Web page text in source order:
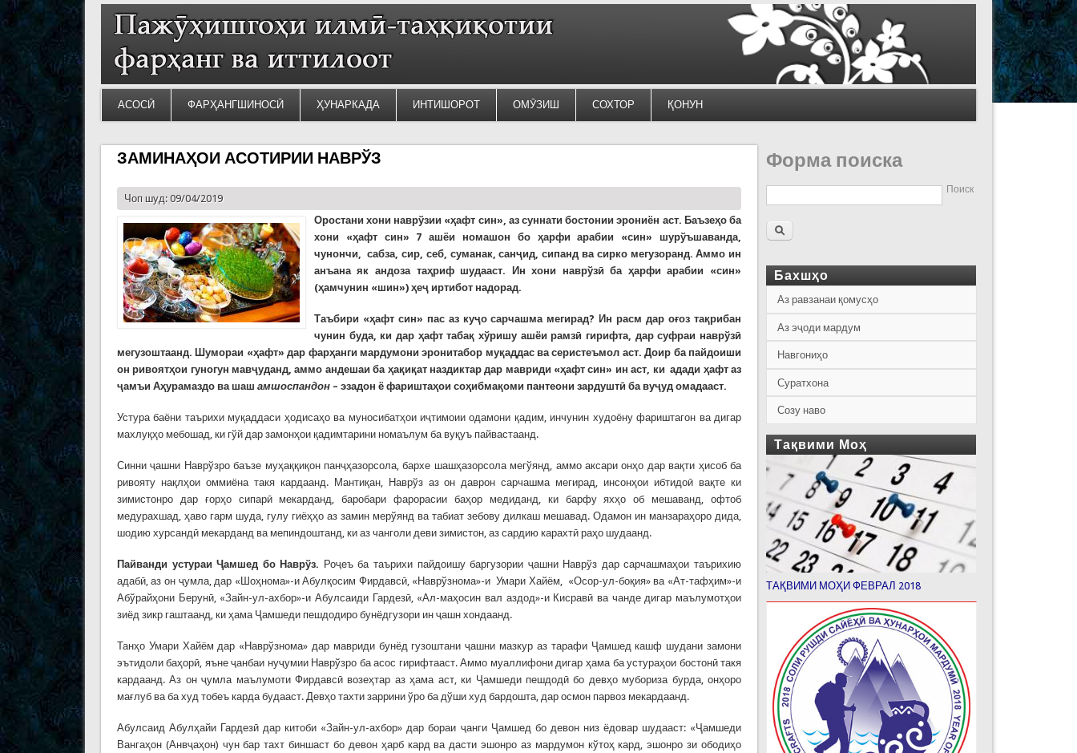
АСОСӢ ФАРҲАНГШИНОСӢ ҲУНАРКАДА ИНТИШОРОТ ОМӮЗИШ СОХТОР ҚОНУН
ЗАМИНАҲОИ АСОТИРИИ НАВРЎЗ
Чоп шуд: 09/04/2019
Оростани хони наврўзии «ҳафт син», аз суннати бостонии эрониён аст. Баъзеҳо ба
хони «ҳафт син» 7 ашёи номашон бо ҳарфи арабии «син» шурўъшаванда,
чунончи, сабза, сир, себ, суманак, санҷид, сипанд ва сирко мегузоранд. Аммо ин
анъана як андоза таҳриф шудааст. Ин хони наврўзӣ ба ҳарфи арабии «син»
(ҳамчунин «шин») ҳеҷ иртибот надорад.
Таъбири «ҳафт син» пас аз куҷо сарчашма мегирад? Ин расм дар оғоз тақрибан
чунин буда, ки дар ҳафт табақ хўришу ашёи рамзӣ гирифта, дар суфраи наврўзӣ
мегузоштаанд. Шумораи «ҳафт» дар фарҳанги мардумони эронитабор муқаддас ва серистеъмол аст. Доир ба пайдоиши
он ривоятҳои гуногун мавҷуданд, аммо андешаи ба ҳақиқат наздиктар дар мавриди «ҳафт син» ин аст, ки адади ҳафт аз
ҷамъи Аҳурамаздо ва шаш амшоспандон– эзадон ё фариштаҳои соҳибмақоми пантеони зардуштӣ ба вуҷуд омадааст.
Устура баёни таърихи муқаддаси ҳодисаҳо ва муносибатҳои иҷтимоии одамони қадим, инчунин худоёну фариштагон ва дигар
махлуқҳо мебошад, ки гўй дар замонҳои қадимтарини номаълум ба вуқуъ пайвастаанд.
Синни ҷашни Наврўзро баъзе муҳаққиқон панҷҳазорсола, бархе шашҳазорсола мегўянд, аммо аксари онҳо дар вақти ҳисоб ба
ривояту нақлҳои оммиёна такя кардаанд. Мантиқан, Наврўз аз он даврон сарчашма мегирад, инсонҳои ибтидоӣ вақте ки
зимистонро дар ғорҳо сипарӣ мекарданд, баробари фарорасии баҳор медиданд, ки барфу яхҳо об мешаванд, офтоб
медурахшад, ҳаво гарм шуда, гулу гиёҳҳо аз замин мерўянд ва табиат зебову дилкаш мешавад. Одамон ин манзараҳоро дида,
шодию хурсандӣ мекарданд ва мепиндоштанд, ки аз чанголи деви зимистон, аз сардию карахтӣ раҳо шудаанд.
Пайванди устураи Ҷамшед бо Наврўз. Роҷеъ ба таърихи пайдоишу баргузории ҷашни Наврўз дар сарчашмаҳои таърихию
адабӣ, аз он ҷумла, дар «Шоҳнома»-и Абулқосим Фирдавсӣ, «Наврўзнома»-и Умари Хайём, «Осор-ул-боқия» ва «Ат-тафҳим»-и
Абўрайҳони Берунӣ, «Зайн-ул-ахбор»-и Абулсаиди Гардезӣ, «Ал-маҳосин вал аздод»-и Кисравӣ ва чанде дигар маълумотҳои
зиёд зикр гаштаанд, ки ҳама Ҷамшеди пешдодиро бунёдгузори ин ҷашн хондаанд.
Танҳо Умари Хайём дар «Наврўзнома» дар мавриди бунёд гузоштани ҷашни мазкур аз тарафи Ҷамшед кашф шудани замони
эътидоли баҳорӣ, яъне ҷанбаи нуҷумии Наврўзро ба асос гирифтааст. Аммо муаллифони дигар ҳама ба устураҳои бостонӣ такя
кардаанд. Аз он ҷумла маълумоти Фирдавсӣ возеҳтар аз ҳама аст, ки Ҷамшеди пешдодӣ бо девҳо мубориза бурда, онҳоро
мағлуб ва ба худ тобеъ карда будааст. Девҳо тахти заррини ўро ба дўши худ бардошта, дар осмон парвоз мекардаанд.
Абулсаид Абулҳайи Гардезӣ дар китоби «Зайн-ул-ахбор» дар бораи ҷанги Ҷамшед бо девон низ ёдовар шудааст: «Ҷамшеди
Вангаҳон (Анвҷаҳон) чун бар тахт биншаст бо девон ҳарб кард ва дасти эшонро аз мардумон кўтоҳ кард, эшонро зи ободиҳо
Форма поиска
Поиск
Бахшҳо
Аз равзанаи қомусҳо
Аз эҷоди мардум
Навгониҳо
Суратхона
Созу наво
Тақвими Моҳ
ТАҚВИМИ МОҲИ ФЕВРАЛ 2018